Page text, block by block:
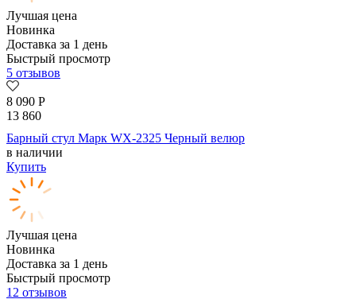
Лучшая цена
Новинка
Доставка за 1 день
Быстрый просмотр
5 отзывов
8 090 Р
13 860
Барный стул Марк WX-2325 Черный велюр
в наличии
Купить
Лучшая цена
Новинка
Доставка за 1 день
Быстрый просмотр
12 отзывов